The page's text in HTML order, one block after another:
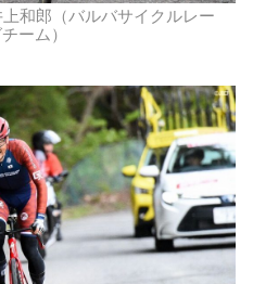
和郎（バルバサイクルレー
ーム）